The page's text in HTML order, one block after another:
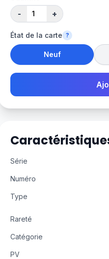
- +
État de la carte ?
Neuf
Série
Numéro
Type
Rareté
Catégorie
PV